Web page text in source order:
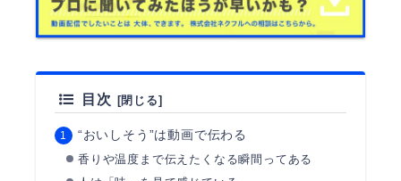
目次
“おいしそう”は動画で伝わる
香りや温度まで伝えたくなる瞬間ってある